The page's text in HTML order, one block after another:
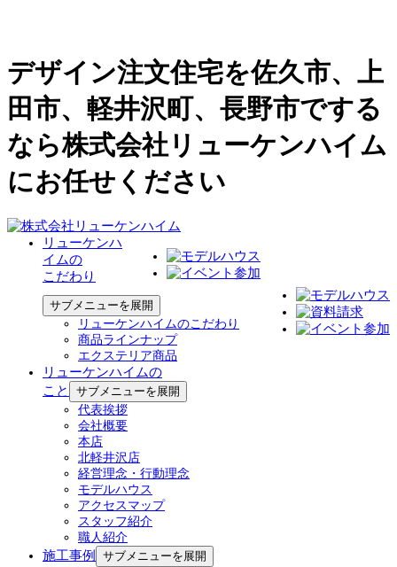
デザイン注文住宅を佐久市、上
田市、軽井沢町、長野市でする
なら株式会社リューケンハイム
にお任せください
リューケンハ
イムの
こだわり
サブメニューを展開
リューケンハイムのこだわり
商品ラインナップ
エクステリア商品
リューケンハイムの
こと
サブメニューを展開
代表挨拶
会社概要
本店
北軽井沢店
経営理念・行動理念
モデルハウス
アクセスマップ
スタッフ紹介
職人紹介
施工事例
サブメニューを展開